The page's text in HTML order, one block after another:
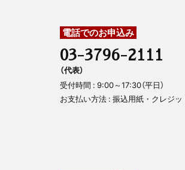
電話でのお申込み
03-3796-2111
（代表）
受付時間 : 9:00～17:30（平日）
お支払い方法 : 振込用紙・クレジッ